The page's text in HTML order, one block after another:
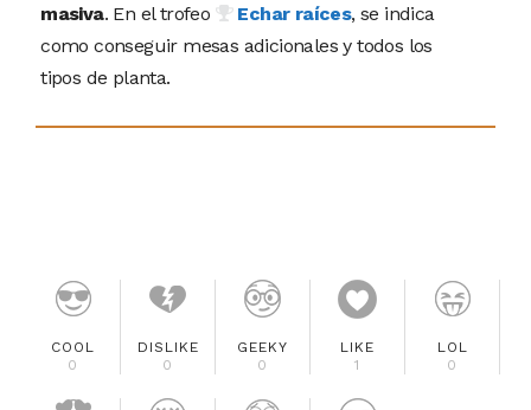
masiva. En el trofeo Echar raíces, se indica
como conseguir mesas adicionales y todos los
tipos de planta.
COOL
0
DISLIKE
0
GEEKY
0
LIKE
1
LOL
0